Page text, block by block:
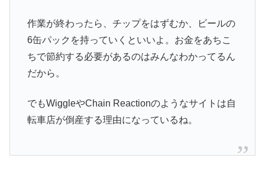
作業が終わったら、チップをはずむか、ビールの
6缶パックを持っていくといいよ。お金をあちこ
ちで節約する必要があるのはみんなわかってるん
だから。
でもWiggleやChain Reactionのようなサイトは自
転車店が倒産する理由になっているね。